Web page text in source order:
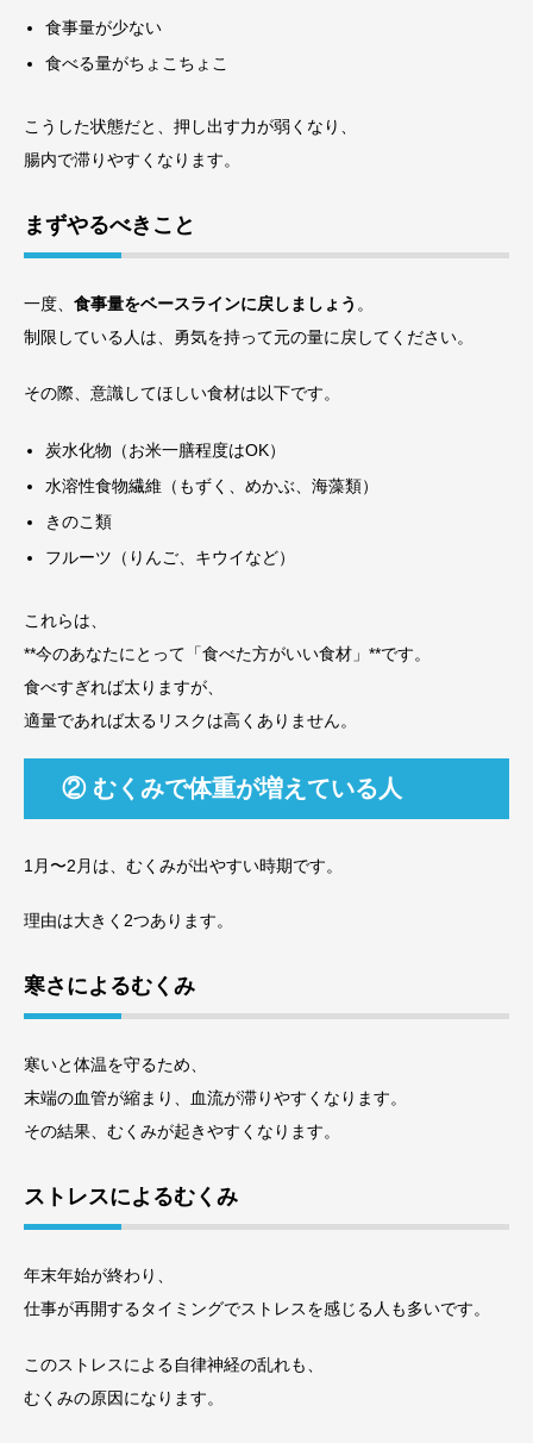
食事量が少ない
食べる量がちょこちょこ
こうした状態だと、押し出す力が弱くなり、
腸内で滞りやすくなります。
まずやるべきこと
一度、 食事量をベースラインに戻しましょう 。
制限している人は、勇気を持って元の量に戻してください。
その際、意識してほしい食材は以下です。
炭水化物（お米一膳程度はOK）
水溶性食物繊維（もずく、めかぶ、海藻類）
きのこ類
フルーツ（りんご、キウイなど）
これらは、
**今のあなたにとって「食べた方がいい食材」**です。
食べすぎれば太りますが、
適量であれば太るリスクは高くありません。
② むくみで体重が増えている人
1月〜2月は、むくみが出やすい時期です。
理由は大きく2つあります。
寒さによるむくみ
寒いと体温を守るため、
末端の血管が縮まり、血流が滞りやすくなります。
その結果、むくみが起きやすくなります。
ストレスによるむくみ
年末年始が終わり、
仕事が再開するタイミングでストレスを感じる人も多いです。
このストレスによる自律神経の乱れも、
むくみの原因になります。